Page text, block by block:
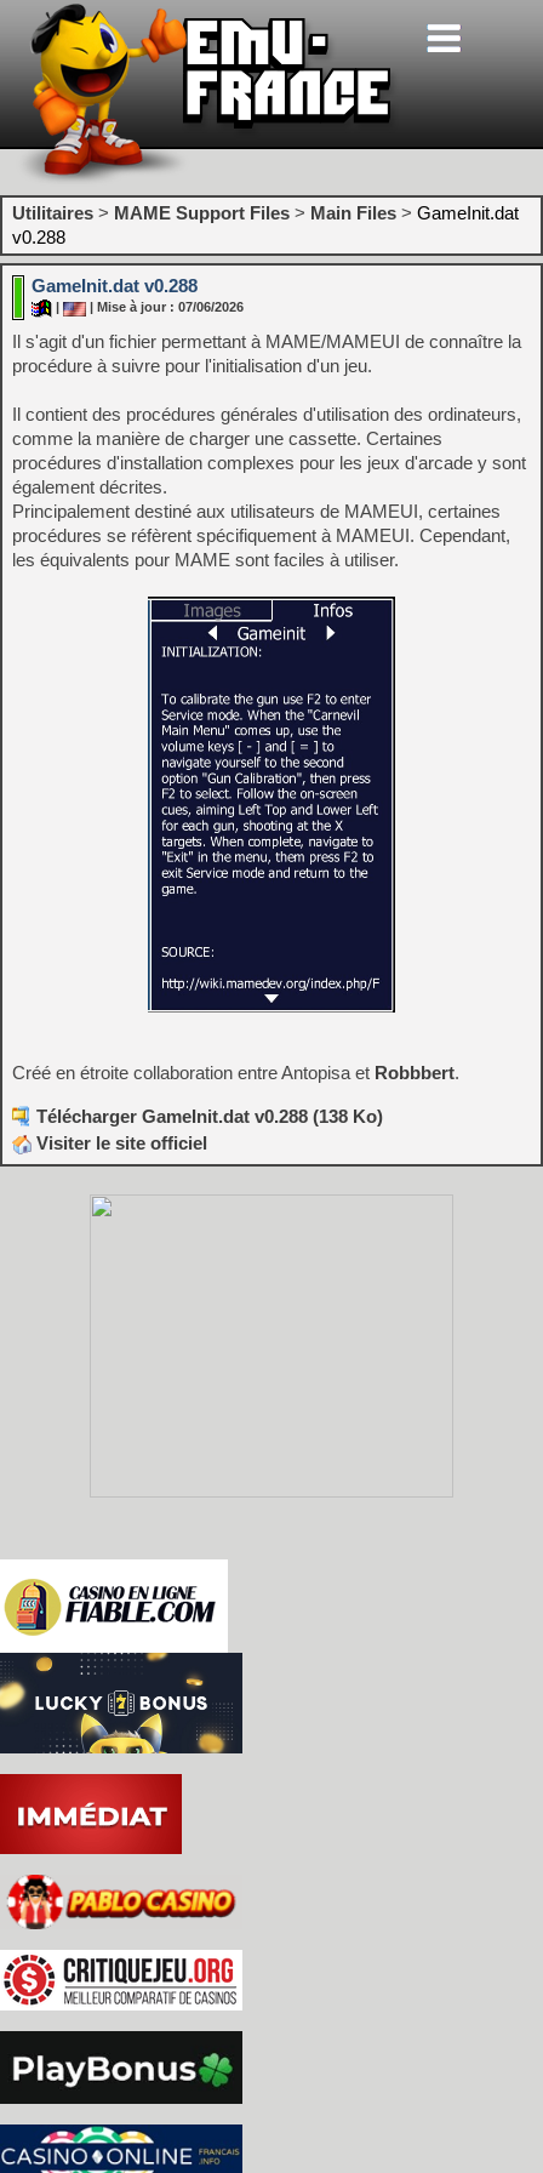
Utilitaires > MAME Support Files > Main Files > GameInit.dat
v0.288
GameInit.dat v0.288
| Mise à jour : 07/06/2026
Il s'agit d'un fichier permettant à MAME/MAMEUI de connaître la
procédure à suivre pour l'initialisation d'un jeu.
Il contient des procédures générales d'utilisation des ordinateurs,
comme la manière de charger une cassette. Certaines
procédures d'installation complexes pour les jeux d'arcade y sont
également décrites.
Principalement destiné aux utilisateurs de MAMEUI, certaines
procédures se réfèrent spécifiquement à MAMEUI. Cependant,
les équivalents pour MAME sont faciles à utiliser.
Créé en étroite collaboration entre Antopisa et Robbbert.
Télécharger GameInit.dat v0.288 (138 Ko)
Visiter le site officiel